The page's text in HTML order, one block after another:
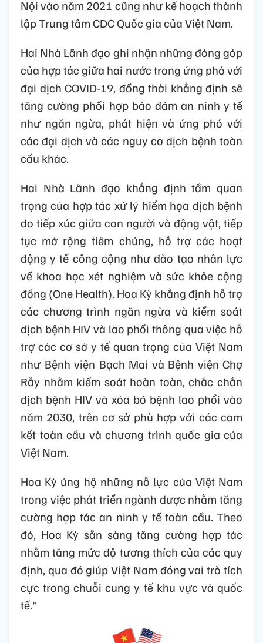
tăng trưởng xanh và hạ tầng năng lượng tái
Hai bên đánh giá cao quá trình hoạt động
của Trung tâm Kiểm soát và Ngăn ngừa
Dịch bệnh (CDC) của Hoa Kỳ tại Việt Nam
trong 25 năm qua và hoan nghênh việc
thành lập Văn phòng CDC khu vực tại Hà
Nội vào năm 2021 cũng như kế hoạch thành
Hai Nhà Lãnh đạo ghi nhận những đóng góp
của hợp tác giữa hai nước trong ứng phó với
đại dịch COVID-19, đồng thời khẳng định sẽ
tăng cường phối hợp bảo đảm an ninh y tế
như ngăn ngừa, phát hiện và ứng phó với
các đại dịch và các nguy cơ dịch bệnh toàn
cầu khác.
Hai Nhà Lãnh đạo khẳng định tầm quan
trọng của hợp tác xử lý hiểm họa dịch bệnh
do tiếp xúc giữa con người và động vật, tiếp
tục mở rộng tiêm chủng, hỗ trợ các hoạt
động y tế công cộng như đào tạo nhân lực
về khoa học xét nghiệm và sức khỏe cộng
đồng (One Health). Hoa Kỳ khẳng định hỗ trợ
các chương trình ngăn ngừa và kiểm soát
dịch bệnh HIV và lao phổi thông qua việc hỗ
trợ các cơ sở y tế quan trọng của Việt Nam
như Bệnh viện Bạch Mai và Bệnh viện Chợ
Rẫy nhằm kiểm soát hoàn toàn, chắc chắn
dịch bệnh HIV và xóa bỏ bệnh lao phổi vào
năm 2030, trên cơ sở phù hợp với các cam
kết toàn cầu và chương trình quốc gia của
Việt Nam.
Hoa Kỳ ủng hộ những nỗ lực của Việt Nam